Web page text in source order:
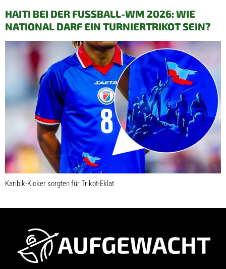
HAITI BEI DER FUSSBALL-WM 2026: WIE N
ATIONAL DARF EIN TURNIERTRIKOT SEIN?
Karibik-Kicker sorgten für Trikot-Eklat